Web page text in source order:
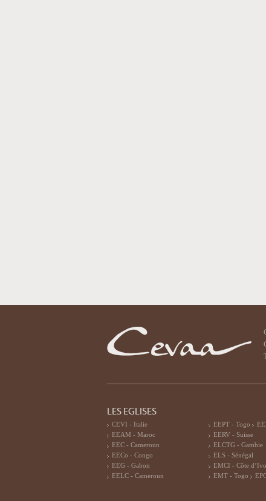
LES EGLISES
CEVI - Italie
EEAM - Maroc
EEC - Cameroun
EECo - Congo
EEG - Gabon
EELC - Cameroun
EEPT - Togo
EERV - Suisse
ELCTG - Gambie
ELS - Sénégal
EMCI - Côte
EMT - Togo